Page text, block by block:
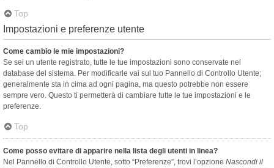
Top
Impostazioni e preferenze utente
Come cambio le mie impostazioni?
Se sei un utente registrato, tutte le tue impostazioni sono conservate nel
database del sistema. Per modificarle vai sul tuo Pannello di Controllo Utente;
generalmente sta in cima ad ogni pagina, ma questo potrebbe non essere
sempre vero. Questo ti permetterà di cambiare tutte le tue impostazioni e le
preferenze.
Top
Come posso evitare di apparire nella lista degli utenti in linea?
Nel Pannello di Controllo Utente, sotto “Preferenze”, trovi l’opzione Nascondi il